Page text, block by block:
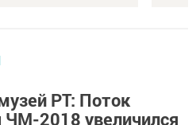
РТ: Поток
ЧМ-2018 увеличился